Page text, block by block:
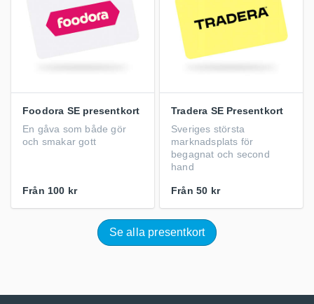
Foodora SE presentkort
En gåva som både gör
och smakar gott
Från 100 kr
Tradera SE Presentkort
Sveriges största
marknadsplats för
begagnat och second
hand
Från 50 kr
Se alla presentkort